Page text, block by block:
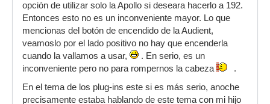
opción de utilizar solo la Apollo si deseara hacerlo a 192.
Entonces esto no es un inconveniente mayor. Lo que
mencionas del botón de encendido de la Audient,
veamoslo por el lado positivo no hay que encenderla
cuando la vallamos a usar,
. En serio, es un
inconveniente pero no para rompernos la cabeza
.
En el tema de los plug-ins este si es más serio, anoche
precisamente estaba hablando de este tema con mi hijo